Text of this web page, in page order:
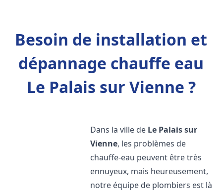
Besoin de installation et
dépannage chauffe eau
Le Palais sur Vienne ?
Dans la ville de Le Palais sur
Vienne, les problèmes de
chauffe-eau peuvent être très
ennuyeux, mais heureusement,
notre équipe de plombiers est là